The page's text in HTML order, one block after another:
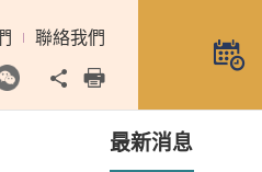
聯絡我們
Share toprint
最新消息